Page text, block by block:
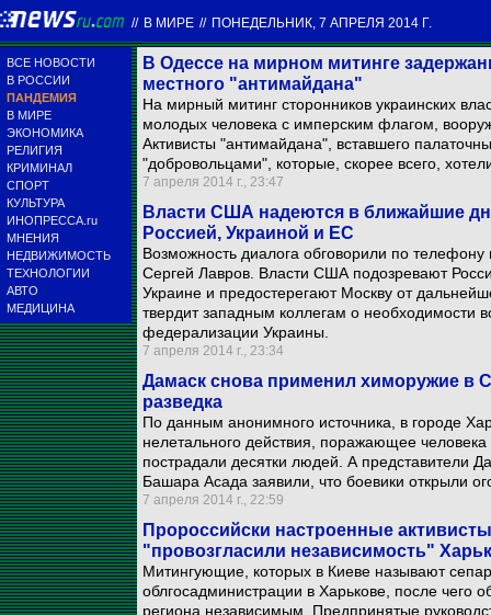
// В МИРЕ // ПОНЕДЕЛЬНИК, 7 АПРЕЛЯ 2014 Г.
ВСЕ НОВОСТИ
В РОССИИ
ПАНДЕМИЯ
В МИРЕ
ЭКОНОМИКА
РЕЛИГИЯ
КРИМИНАЛ
СПОРТ
КУЛЬТУРА
ИНОПРЕССА.ru
МНЕНИЯ
НЕДВИЖИМОСТЬ
ТЕХНОЛОГИИ
АВТО
МЕДИЦИНА
В Одессе на мирном митинге
местного "антимайдана"
На мирный митинг сторонников украинских
молодых человека с имперским флагом,
Активисты "антимайдана", вставшего
"добровольцами", которые, скорее всего,
7 апреля 2014 г., 23:47
Власти США надеются в ближайшие
Россией, Украиной и ЕС
Возможность диалога обговорили по
Сергей Лавров. Власти США подозревают
Украине и предостерегают Москву от
твердит западным коллегам о необходимости
федерализации Украины.
7 апреля 2014 г., 23:34
Дамаск снова применил химоружие в
разведка
По данным анонимного источника, в городе
нелетального действия, поражающее человека
пострадали десятки людей. А представители
Башара Асада заявили, что боевики открыли
7 апреля 2014 г., 22:59
Пророссийски настроенные
"провозгласили независимость"
Митингующие, которых в Киеве называют
облгосадминистрации в Харькове, после
региона независимым. Предпринятые